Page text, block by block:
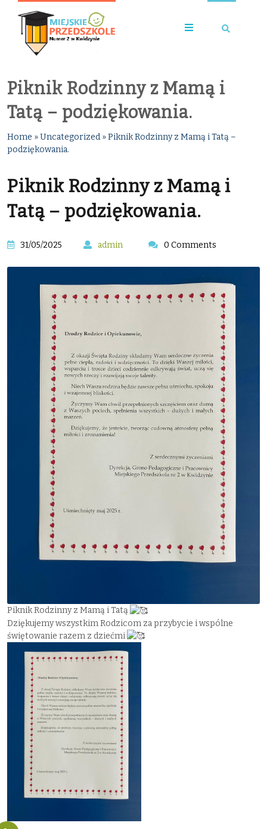
Piknik Rodzinny z Mamą i
Tatą – podziękowania.
Home »Uncategorized »Piknik Rodzinny z Mamą i Tatą –
podziękowania.
Piknik Rodzinny z Mamą i
Tatą – podziękowania.
31/05/2025 admin 0 Comments
Piknik Rodzinny z Mamą i Tatą
Dziękujemy wszystkim Rodzicom za przybycie i wspólne
świętowanie razem z dziećmi